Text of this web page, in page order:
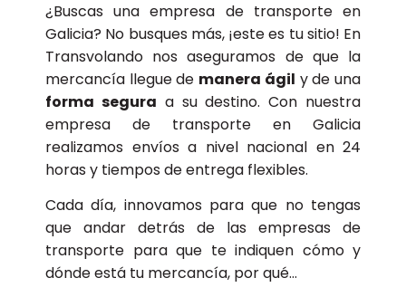
¿Buscas una empresa de transporte en
Galicia? No busques más, ¡este es tu sitio! En
Transvolando nos aseguramos de que la
mercancía llegue de manera ágil y de una
forma segura a su destino. Con nuestra
empresa de transporte en Galicia
realizamos envíos a nivel nacional en 24
horas y tiempos de entrega flexibles.
Cada día, innovamos para que no tengas
que andar detrás de las empresas de
transporte para que te indiquen cómo y
dónde está tu mercancía, por qué…